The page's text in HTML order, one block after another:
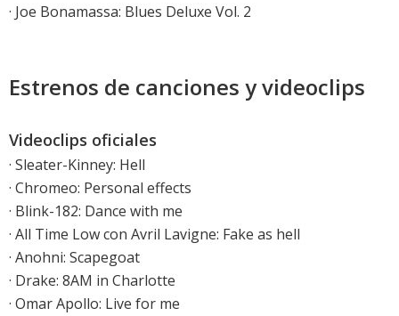
· Joe Bonamassa: Blues Deluxe Vol. 2
Estrenos de canciones y videoclips
Videoclips oficiales
· Sleater-Kinney: Hell
· Chromeo: Personal effects
· Blink-182: Dance with me
· All Time Low con Avril Lavigne: Fake as hell
· Anohni: Scapegoat
· Drake: 8AM in Charlotte
· Omar Apollo: Live for me